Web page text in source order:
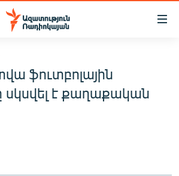
ֆուտբոլային
սկսվել է քաղաքական